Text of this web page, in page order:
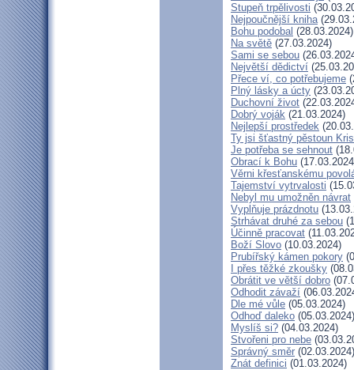
Stupeň trpělivosti
Nejpoučnější kniha
Bohu podobal (28.03.2024)
Na světě (27.03.2024)
Sami se sebou
Největší dědictví
Přece ví, co potřebujeme
Plný lásky a úcty
Duchovní život
Dobrý voják (21.03.2024)
Nejlepší prostředek
Ty jsi šťastný pěstoun
Je potřeba se sehnout
Obrací k Bohu
Věrni křesťanskému
Tajemství vytrvalosti
Nebyl mu umožněn návrat
Vyplňuje prázdnotu
Strhávat druhé za sebou
Účinně pracovat
Boží Slovo (10.03.2024)
Prubířský kámen pokory
I přes těžké zkoušky
Obrátit ve větší dobro
Odhodit závaží
Dle mé vůle (05.03.2024)
Odhoď daleko (05.03.2024)
Myslíš si? (04.03.2024)
Stvořeni pro nebe
Správný směr (02.03.2024)
Znát definici (01.03.2024)